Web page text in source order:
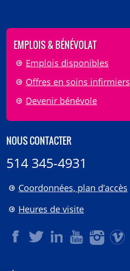
EMPLOIS & BÉNÉVOLAT
Emplois disponibles
Offres en soins infirmiers
Devenir bénévole
NOUS CONTACTER
514 345-4931
Coordonnées, plan d’accès
Heures de visite